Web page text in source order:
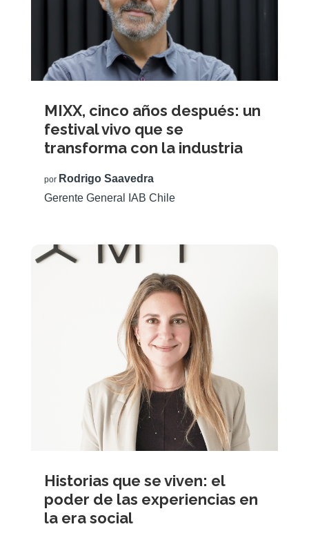
MIXX, cinco años después: un
festival vivo que se
transforma con la industria
por Rodrigo Saavedra
Gerente General IAB Chile
Historias que se viven: el
poder de las experiencias en
la era social